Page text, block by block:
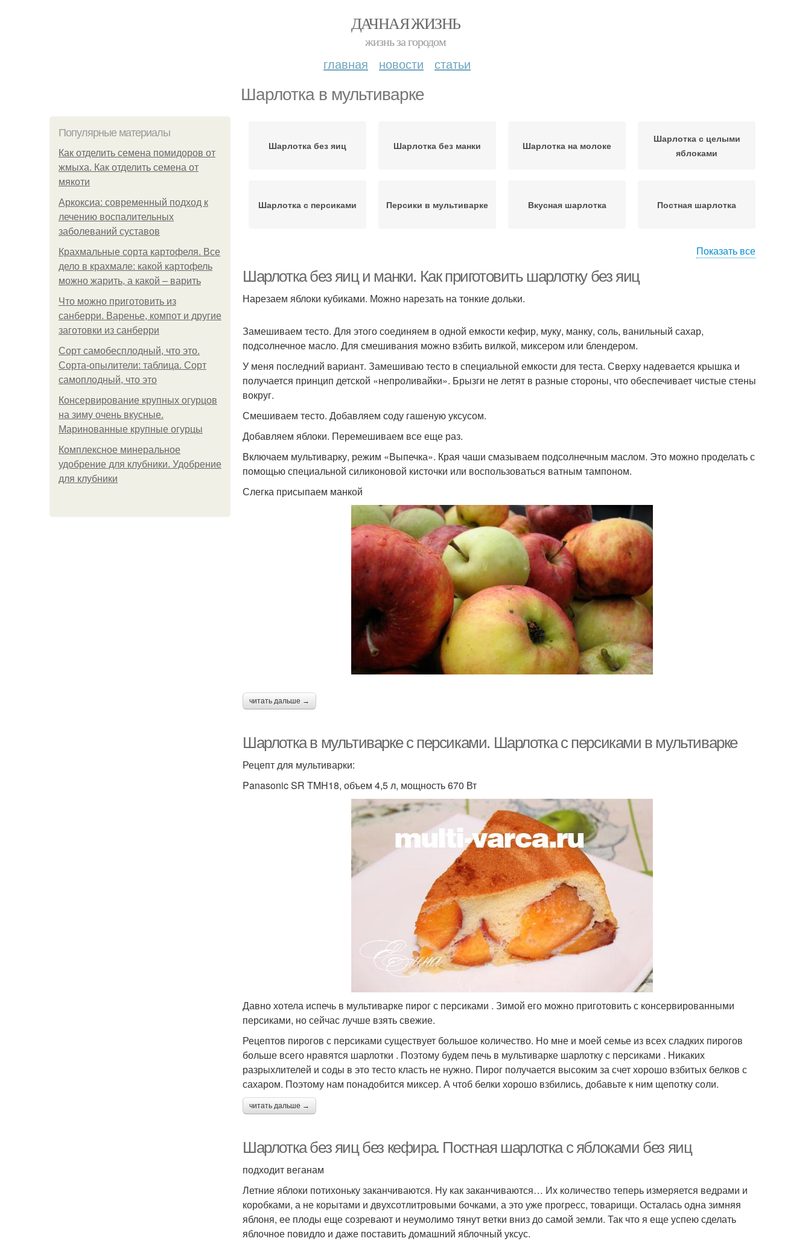
ДАЧНАЯ ЖИЗНЬ
жизнь за городом
главная новости статьи
Шарлотка в мультиварке
Популярные материалы
Как отделить семена помидоров от
жмыха. Как отделить семена от
мякоти
Аркоксиа: современный подход к
лечению воспалительных
заболеваний суставов
Крахмальные сорта картофеля. Все
дело в крахмале: какой картофель
можно жарить, а какой – варить
Что можно приготовить из
санберри. Варенье, компот и другие
заготовки из санберри
Сорт самобесплодный, что это.
Сорта-опылители: таблица. Сорт
самоплодный, что это
Консервирование крупных огурцов
на зиму очень вкусные.
Маринованные крупные огурцы
Комплексное минеральное
удобрение для клубники. Удобрение
для клубники
Шарлотка без яиц Шарлотка без манки Шарлотка на молоке
Шарлотка с целыми
яблоками
Шарлотка с персиками Персики в мультиварке Вкусная шарлотка Постная шарлотка
Банановая шарлотка Шарлотка с бананом
Абрикосы в
мультиварке
Пирог в мультиварке
Шарлотки в
Фруктовая шарлотка
Шарлотка на кислом
Показать все
Шарлотка без яиц и манки. Как приготовить шарлотку без яиц
Нарезаем яблоки кубиками. Можно нарезать на тонкие дольки.
Замешиваем тесто. Для этого соединяем в одной емкости кефир, муку, манку, соль, ванильный сахар,
подсолнечное масло. Для смешивания можно взбить вилкой, миксером или блендером.
У меня последний вариант. Замешиваю тесто в специальной емкости для теста. Сверху надевается крышка и
получается принцип детской «непроливайки». Брызги не летят в разные стороны, что обеспечивает чистые стены
вокруг.
Смешиваем тесто. Добавляем соду гашеную уксусом.
Добавляем яблоки. Перемешиваем все еще раз.
Включаем мультиварку, режим «Выпечка». Края чаши смазываем подсолнечным маслом. Это можно проделать с
помощью специальной силиконовой кисточки или воспользоваться ватным тампоном.
Слегка присыпаем манкой
читать дальше →
Шарлотка в мультиварке с персиками. Шарлотка с персиками в мультиварке
Рецепт для мультиварки:
Panasonic SR TMH18, объем 4,5 л, мощность 670 Вт
Давно хотела испечь в мультиварке пирог с персиками . Зимой его можно приготовить с консервированными
персиками, но сейчас лучше взять свежие.
Рецептов пирогов с персиками существует большое количество. Но мне и моей семье из всех сладких пирогов
больше всего нравятся шарлотки . Поэтому будем печь в мультиварке шарлотку с персиками . Никаких
разрыхлителей и соды в это тесто класть не нужно. Пирог получается высоким за счет хорошо взбитых белков с
сахаром. Поэтому нам понадобится миксер. А чтоб белки хорошо взбились, добавьте к ним щепотку соли.
читать дальше →
Шарлотка без яиц без кефира. Постная шарлотка с яблоками без яиц
подходит веганам
Летние яблоки потихоньку заканчиваются. Ну как заканчиваются… Их количество теперь измеряется ведрами и
коробками, а не корытами и двухсотлитровыми бочками, а это уже прогресс, товарищи. Осталась одна зимняя
яблоня, ее плоды еще созревают и неумолимо тянут ветки вниз до самой земли. Так что я еще успею сделать
яблочное повидло и даже поставить домашний яблочный уксус.